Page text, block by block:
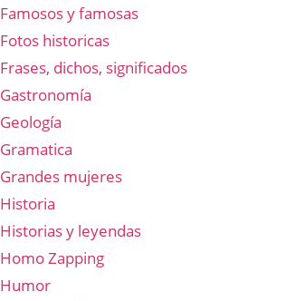
Famosos y famosas
Fotos historicas
Frases, dichos, significados
Gastronomía
Geología
Gramatica
Grandes mujeres
Historia
Historias y leyendas
Homo Zapping
Humor